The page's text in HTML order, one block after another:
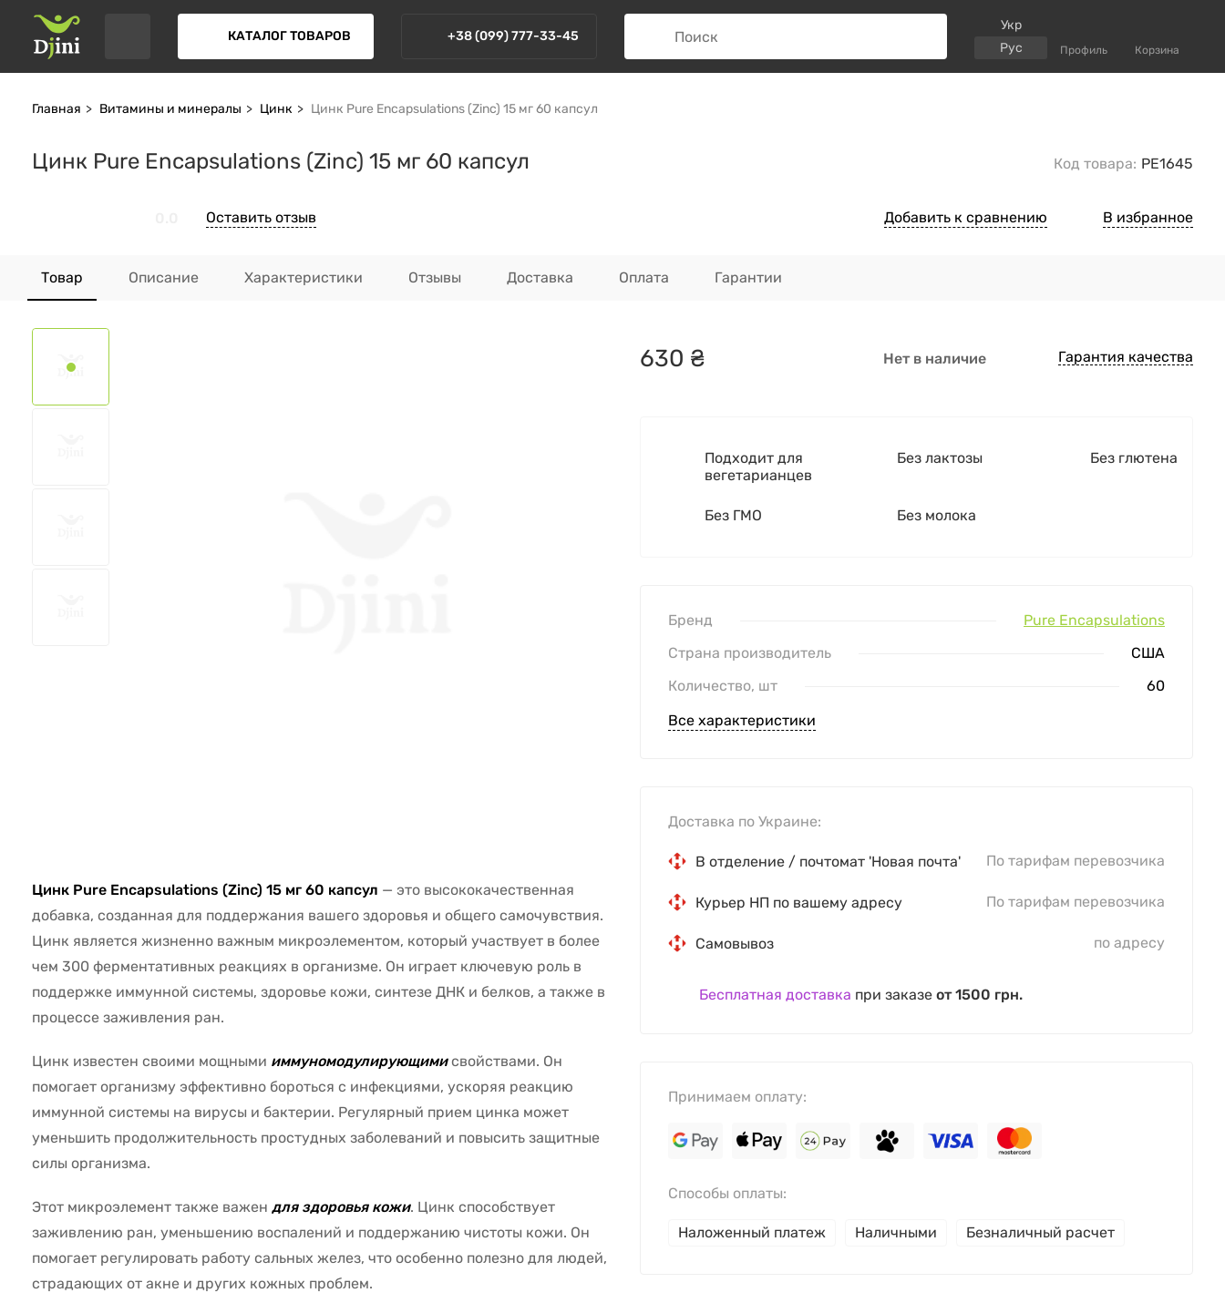
КАТАЛОГ ТОВАРОВ +38 (099) 777-33-45
Укр
Рус
Профиль Корзина
Главная Витамины и минералы Цинк Цинк Pure Encapsulations (Zinc) 15 мг 60 капсул
Цинк Pure Encapsulations (Zinc) 15 мг 60 капсул Код товара: PE1645
Оставить отзыв Добавить к сравнению В избранное
Товар Описание Характеристики Отзывы Доставка Оплата Гарантии
Цинк Pure Encapsulations (Zinc) 15 мг 60 капсул — это высококачественная
добавка, созданная для поддержания вашего здоровья и общего самочувствия.
Цинк является жизненно важным микроэлементом, который участвует в более
чем 300 ферментативных реакциях в организме. Он играет ключевую роль в
поддержке иммунной системы, здоровье кожи, синтезе ДНК и белков, а также в
процессе заживления ран.
Цинк известен своими мощными иммуномодулирующимисвойствами. Он
помогает организму эффективно бороться с инфекциями, ускоряя реакцию
иммунной системы на вирусы и бактерии. Регулярный прием цинка может
уменьшить продолжительность простудных заболеваний и повысить защитные
силы организма.
Этот микроэлемент также важен для здоровья кожи. Цинк способствует
заживлению ран, уменьшению воспалений и поддержанию чистоты кожи. Он
помогает регулировать работу сальных желез, что особенно полезно для людей,
страдающих от акне и других кожных проблем.
630 ₴ Нет в наличие Гарантия качества
Подходит для
вегетарианцев
Без лактозы Без глютена
Без ГМО Без молока
Доставка по Украине:
В отделение / почтомат 'Новая почта' По тарифам перевозчика
Курьер НП по вашему адресу По тарифам перевозчика
Самовывоз по адресу
Бесплатная доставка при заказе от 1500 грн.
Принимаем оплату:
Способы оплаты:
Наложенный платеж Наличными Безналичный расчет
Бренд
Pure Encapsulations
Страна производитель
США
Количество, шт
60
Все характеристики